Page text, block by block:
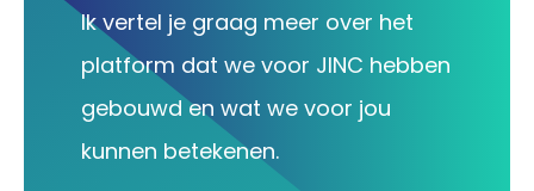
Ik vertel je graag meer over het
platform dat we voor JINC hebben
gebouwd en wat we voor jou
kunnen betekenen.